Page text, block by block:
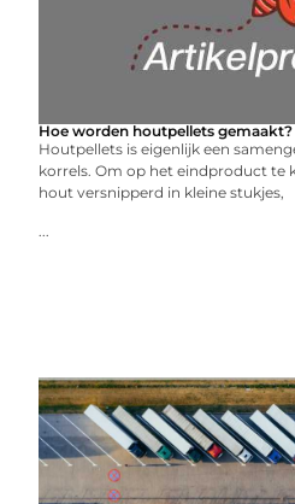
Hoe worden houtpellets gemaakt?
Houtpellets is eigenlijk een
korrels. Om op het eindproduct te
hout versnipperd in kleine stukjes,
...